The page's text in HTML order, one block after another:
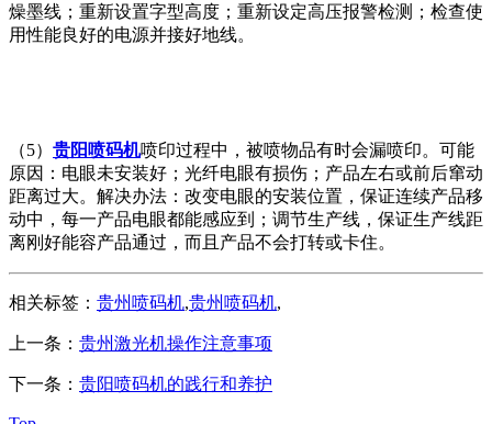
燥墨线；重新设置字型高度；重新设定高压报警检测；检查使
用性能良好的电源并接好地线。
（5） 贵阳喷码机喷印过程中，被喷物品有时会漏喷印。可能
原因：电眼未安装好；光纤电眼有损伤；产品左右或前后窜动
距离过大。解决办法：改变电眼的安装位置，保证连续产品移
动中，每一产品电眼都能感应到；调节生产线，保证生产线距
离刚好能容产品通过，而且产品不会打转或卡住。
相关标签： 贵州喷码机,贵州喷码机,
上一条： 贵州激光机操作注意事项
下一条： 贵阳喷码机的践行和养护